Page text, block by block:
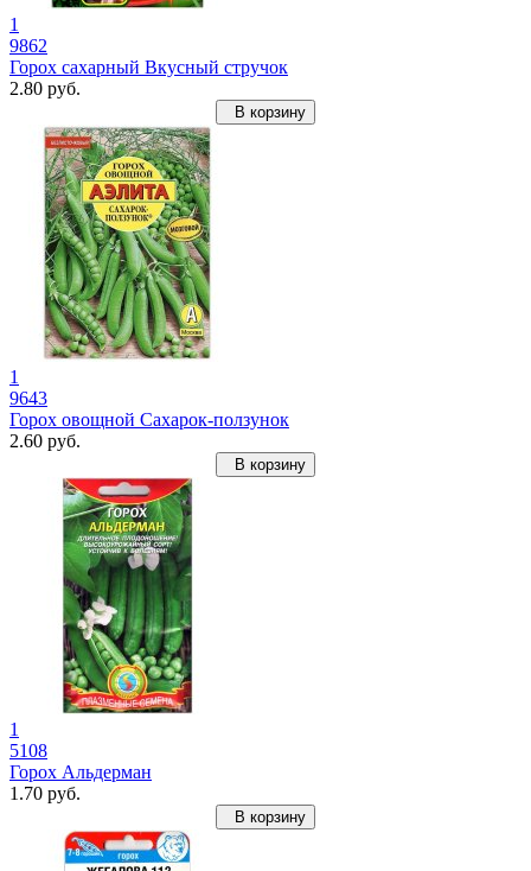
1
9862
Горох сахарный Вкусный стручок
2.80 руб.
В корзину
1
9643
Горох овощной Сахарок-ползунок
2.60 руб.
В корзину
1
5108
Горох Альдерман
1.70 руб.
В корзину